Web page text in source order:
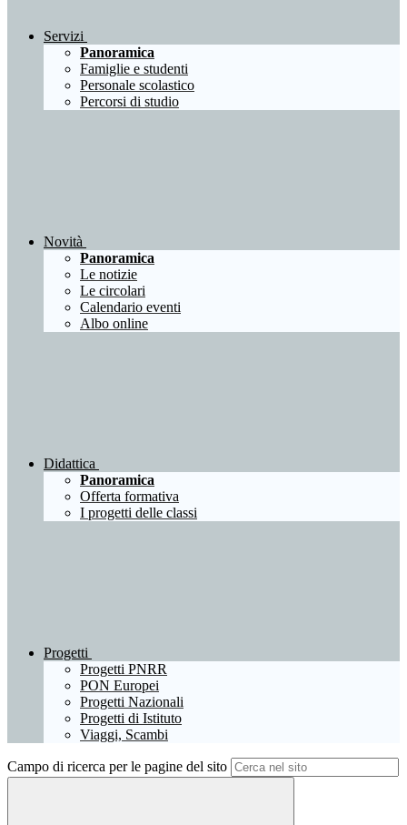
Servizi
Panoramica
Famiglie e studenti
Personale scolastico
Percorsi di studio
Novità
Panoramica
Le notizie
Le circolari
Calendario eventi
Albo online
Didattica
Panoramica
Offerta formativa
I progetti delle classi
Progetti
Progetti PNRR
PON Europei
Progetti Nazionali
Progetti di Istituto
Viaggi, Scambi
Campo di ricerca per le pagine del sito